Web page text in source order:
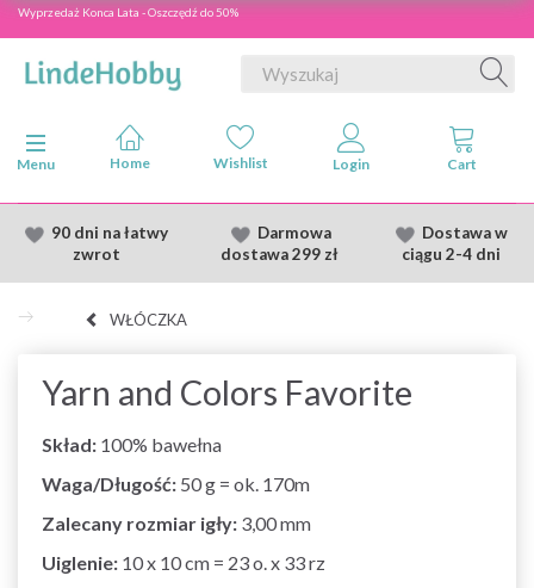
Wyprzedaż Konca Lata - Oszczędź do 50%
Przełącz nawigację
Menu
90 dni na łatwy
zwrot
Darmowa
dostawa299 zł
Dostawaw
ciągu 2-4 dni
WŁÓCZKA
Yarn and Colors Favorite
Skład: 100% bawełna
Waga/Długość: 50 g = ok. 170m
Zalecany rozmiar igły: 3,00 mm
Uiglenie: 10 x 10 cm = 23 o. x 33 rz